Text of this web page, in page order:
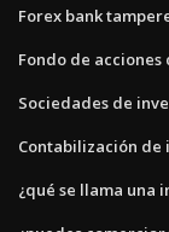
Forex bank
Fondo de acciones
Sociedades de
Contabilización de
¿qué se llama una